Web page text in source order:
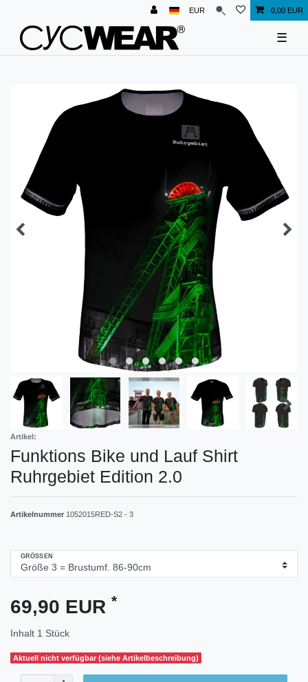
EUR 0,00 EUR
☰
Artikel:
Funktions Bike und Lauf Shirt
Ruhrgebiet Edition 2.0
Artikelnummer 1052015RED-S2 - 3
GRÖSSEN
69,90 EUR *
Inhalt 1 Stück
Aktuell nicht verfügbar (siehe Artikelbeschreibung)